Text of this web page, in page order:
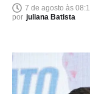
7 de agosto às
por juliana Batista